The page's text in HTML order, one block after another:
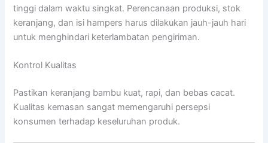
tinggi dalam waktu singkat. Perencanaan produksi, stok
keranjang, dan isi hampers harus dilakukan jauh-jauh hari
untuk menghindari keterlambatan pengiriman.
Kontrol Kualitas
Pastikan keranjang bambu kuat, rapi, dan bebas cacat.
Kualitas kemasan sangat memengaruhi persepsi
konsumen terhadap keseluruhan produk.